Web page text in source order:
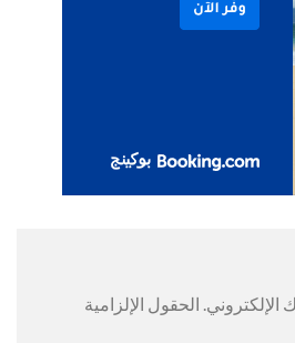
الإلكتروني. الحقول الإلزامية